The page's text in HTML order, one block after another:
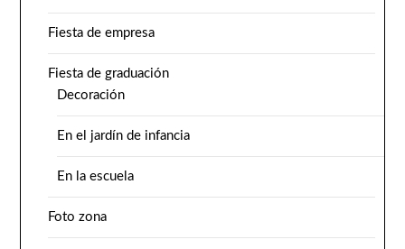
Fiesta de empresa
Fiesta de graduación
Decoración
En el jardín de infancia
En la escuela
Foto zona